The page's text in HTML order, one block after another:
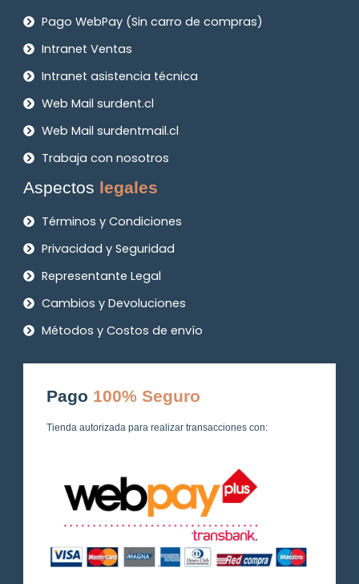
Pago WebPay (Sin carro de compras)
Intranet Ventas
Intranet asistencia técnica
Web Mail surdent.cl
Web Mail surdentmail.cl
Trabaja con nosotros
Aspectos legales
Términos y Condiciones
Privacidad y Seguridad
Representante Legal
Cambios y Devoluciones
Métodos y Costos de envío
Pago 100% Seguro
Tienda autorizada para realizar transacciones con: